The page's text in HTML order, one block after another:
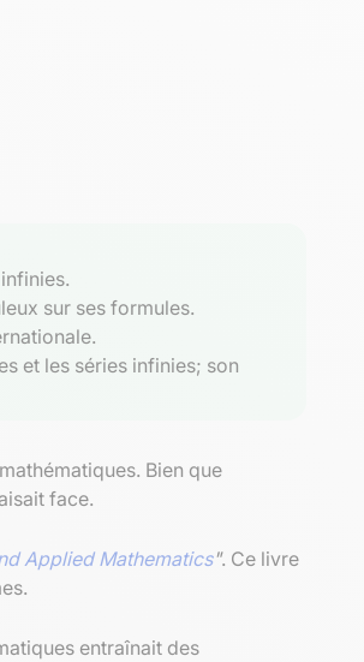
sur ses formules.
et les séries infinies; son
Bien que
face.
Applied Mathematics". Ce livre
entraînait des